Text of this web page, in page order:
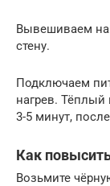
Вывешиваем
стену.
Подключаем
нагрев. Тёплый
3-5 минут,
Как
Возьмите